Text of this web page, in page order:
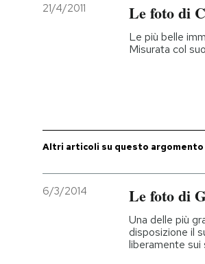
PODCAST
SHOP
CALENDARIO
AREA PERSONALE
21/4/2011 Le foto di
Le più belle
Misurata col
Altri articoli su questo argomento
6/3/2014 Le foto di
Una delle più
disposizione il
liberamente sui